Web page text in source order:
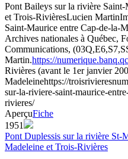
Pont Baileys sur la rivière
et Trois-RivièresLucien Martin
Saint-Maurice entre Cap-de-la-
Archives nationales à Québec,
Communications,
Martin.https://
Rivières (avant le 1er janvier
Madeleinehttps://
sur-la-riviere-saint-maurice-
rivieres/
AperçuFiche
1951
Pont Duplessis sur la rivière St-
Madeleine et Trois-Rivières